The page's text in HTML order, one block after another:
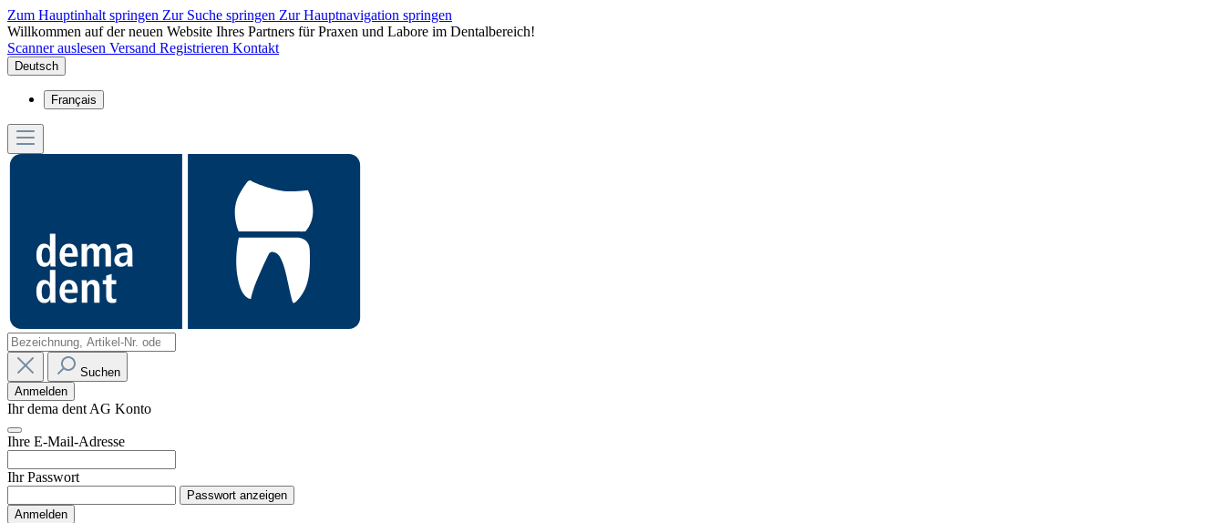
Zum Hauptinhalt springen Zur Suche springen Zur Hauptnavigation springen
Willkommen auf der neuen Website Ihres Partners für Praxen und Labore im Dentalbereich!
Scanner auslesen Versand Registrieren Kontakt
Deutsch
Français
Suchen
Anmelden
Ihr dema dent AG Konto
Ihre E-Mail-Adresse
Ihr Passwort
Passwort anzeigen
Anmelden